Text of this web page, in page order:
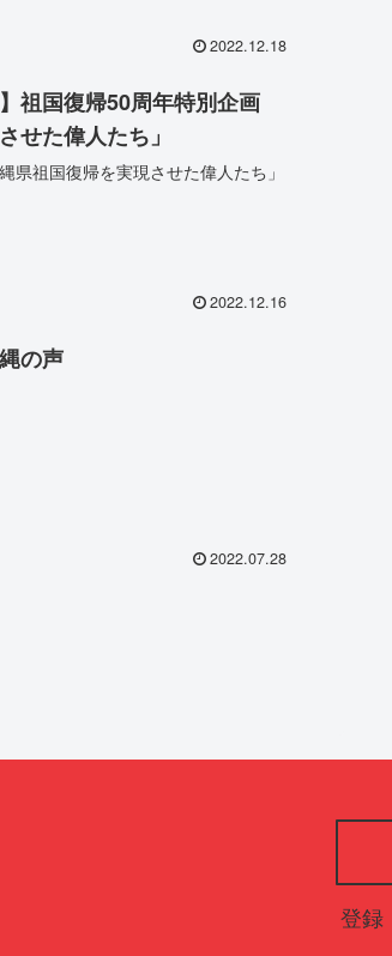
2022.12.18
祖国復帰50周年特別企画
せた偉人たち」
祖国復帰を実現させた偉人たち」
2022.12.16
の声
2022.07.28
登録